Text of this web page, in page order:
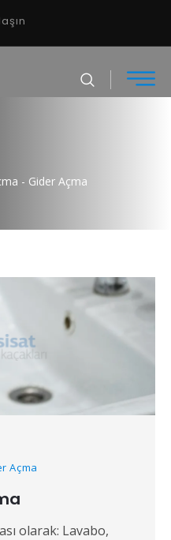
- Gider Açma
Açma
olarak: Lavabo,